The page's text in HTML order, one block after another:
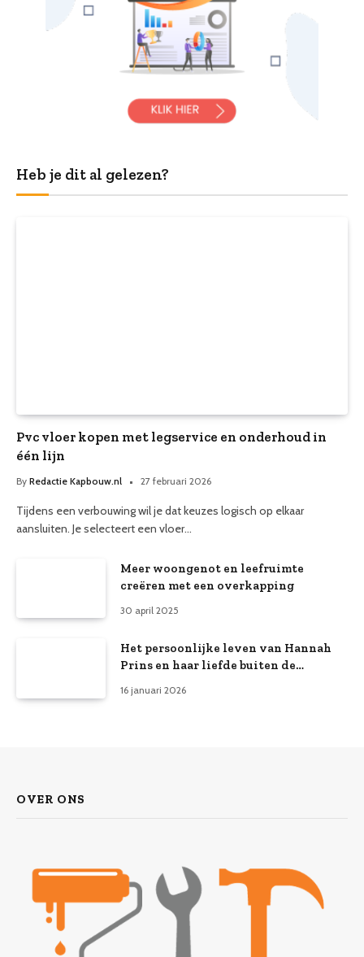
Heb je dit al gelezen?
Pvc vloer kopen met legservice en onderhoud in
één lijn
By Redactie Kapbouw.nl 27 februari 2026
Tijdens een verbouwing wil je dat keuzes logisch op elkaar
aansluiten. Je selecteert een vloer…
Meer woongenot en leefruimte
creëren met een overkapping
30 april 2025
Het persoonlijke leven van Hannah
Prins en haar liefde buiten de
16 januari 2026
OVER ONS